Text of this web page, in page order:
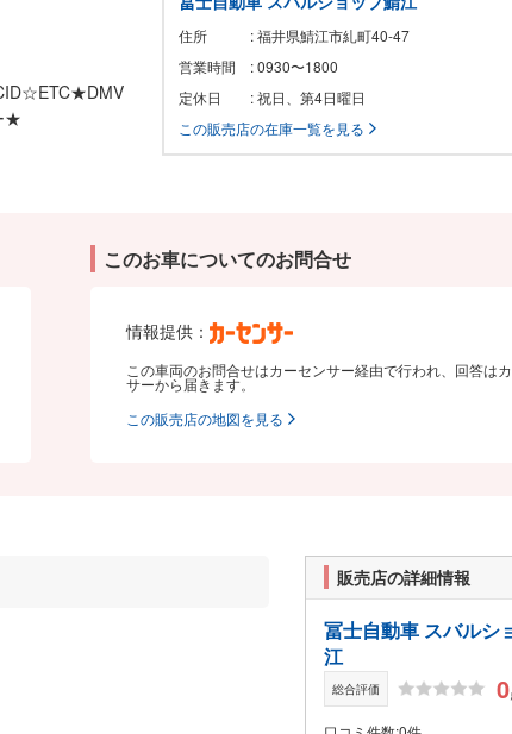
★
住所
: 福井県鯖江市糺町40-47
営業時間
: 0930〜1800
定休日
: 祝日、第4日曜日
この販売店の在庫一覧を見る
このお車についてのお問合せ
情報提供：
この車両のお問合せはカーセンサー経由で行われ、回答は
サーから届きます。
この販売店の地図を見る
販売店の詳細情報
冨士自動車 スバルシ
江
総合評価 0